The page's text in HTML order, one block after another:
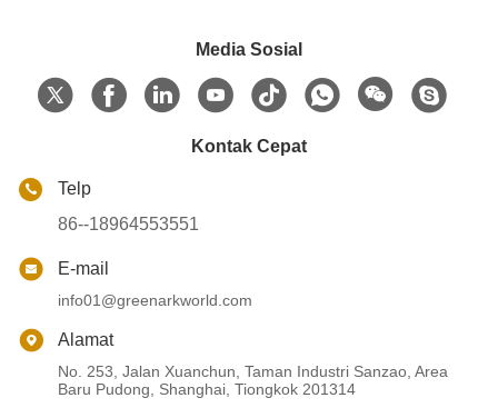
Media Sosial
Kontak Cepat
Telp
86--18964553551
E-mail
info01@greenarkworld.com
Alamat
No. 253, Jalan Xuanchun, Taman Industri Sanzao, Area
Baru Pudong, Shanghai, Tiongkok 201314